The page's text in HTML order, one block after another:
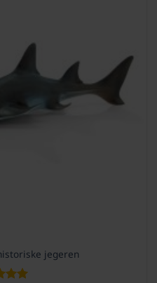
jegeren